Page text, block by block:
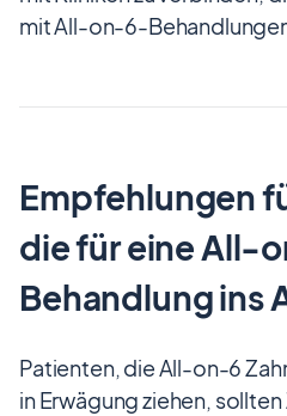
mit All-on-6-
Empfehlungen
die für eine All-
Behandlung ins
Patienten, die All-on-6
in Erwägung ziehen,